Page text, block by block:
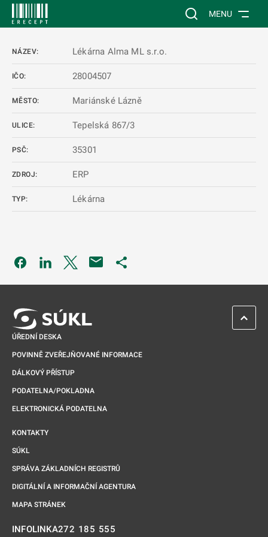
Vyhledávání na
MENU
NÁZEV: Lékárna Alma ML s.r.o.
IČO: 28004507
MĚSTO: Mariánské Lázně
ULICE: Tepelská 867/3
PSČ: 35301
ZDROJ: ERP
TYP: Lékárna
Odkaz se otevře na nové kartě
Odkaz se otevře na nové kartě
Odkaz se otevře na nové kartě
ÚŘEDNÍ DESKA
POVINNĚ ZVEŘEJŇOVANÉ INFORMACE
DÁLKOVÝ PŘÍSTUP
PODATELNA/POKLADNA
ELEKTRONICKÁ PODATELNA
KONTAKTY
SÚKL
SPRÁVA ZÁKLADNÍCH REGISTRŮ
DIGITÁLNÍ A INFORMAČNÍ AGENTURA
MAPA STRÁNEK
INFOLINKA272 185 555
ZPĚT